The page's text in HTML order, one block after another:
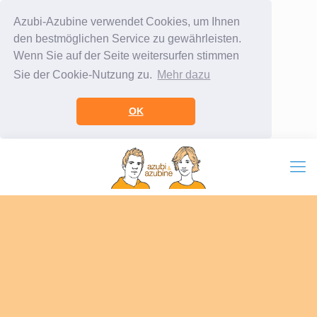
Azubi-Azubine verwendet Cookies, um Ihnen
den bestmöglichen Service zu gewährleisten.
Wenn Sie auf der Seite weitersurfen stimmen
Sie der Cookie-Nutzung zu. Mehr dazu
OK